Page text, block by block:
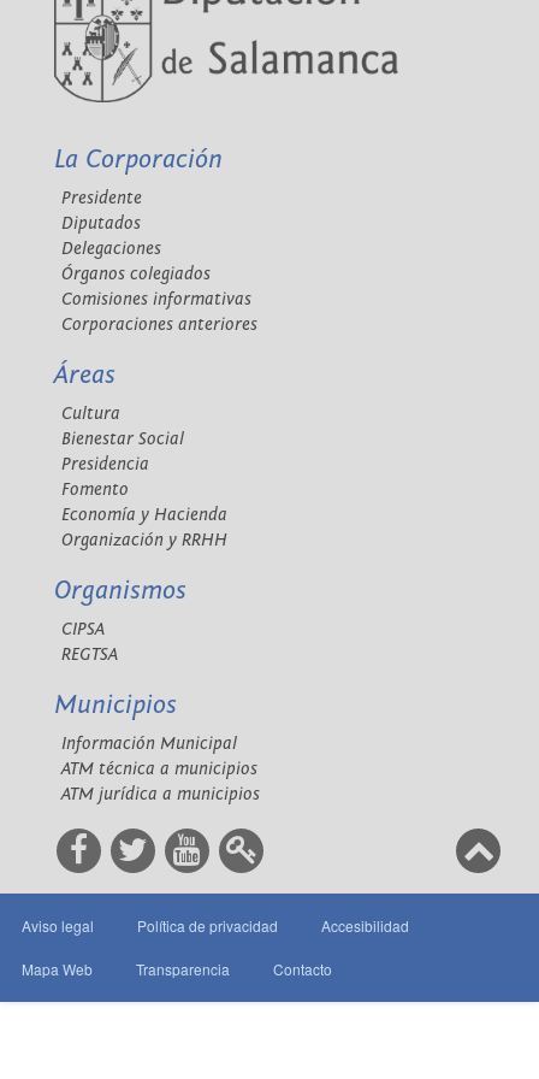
La Corporación
Presidente
Diputados
Delegaciones
Órganos colegiados
Comisiones informativas
Corporaciones anteriores
Áreas
Cultura
Bienestar Social
Presidencia
Fomento
Economía y Hacienda
Organización y RRHH
Organismos
CIPSA
REGTSA
Municipios
Información Municipal
ATM técnica a municipios
ATM jurídica a municipios
Aviso legal Política de privacidad Accesibilidad
Mapa Web Transparencia Contacto